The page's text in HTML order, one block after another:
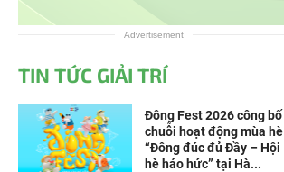
Advertisement
TIN TỨC GIẢI TRÍ
Đông Fest 2026 công bố
chuỗi hoạt động mùa hè
“Đông đúc đủ Đầy – Hội
hè háo hức” tại Hà...